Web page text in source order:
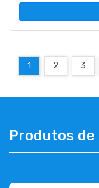
1 2 3
Produtos de